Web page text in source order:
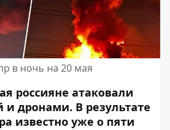
в ночь на 20 мая
россияне атаковали
и дронами. В результате
известно уже о пяти